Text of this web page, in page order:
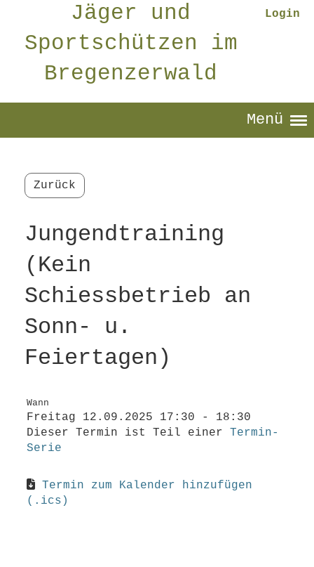
Jäger und
Sportschützen im
Bregenzerwald
Login
Menü
Zurück
Jungendtraining
(Kein
Schiessbetrieb an
Sonn- u.
Feiertagen)
Wann
Freitag 12.09.2025 17:30 - 18:30
Dieser Termin ist Teil einer Termin-
Serie
Termin zum Kalender hinzufügen
(.ics)